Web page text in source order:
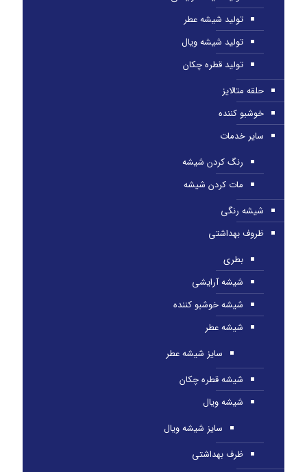
تولید شیشه عطر
تولید شیشه ویال
تولید قطره چکان
حلقه متالایز
خوشبو کننده
سایر خدمات
رنگ کردن شیشه
مات کردن شیشه
شیشه رنگی
ظروف بهداشتی
بطری
شیشه آرایشی
شیشه خوشبو کننده
شیشه عطر
سایز شیشه عطر
شیشه قطره چکان
شیشه ویال
سایز شیشه ویال
ظرف بهداشتی